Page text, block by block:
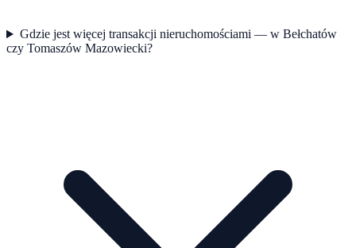
Gdzie jest więcej transakcji nieruchomościami — w Bełchatów
czy Tomaszów Mazowiecki?